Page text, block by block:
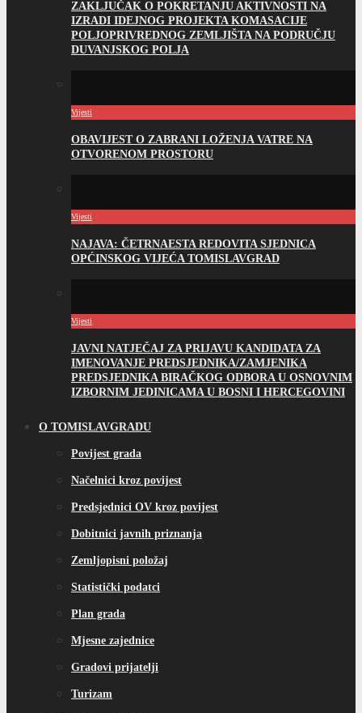
ZAKLJUČAK O POKRETANJU AKTIVNOSTI NA
IZRADI IDEJNOG PROJEKTA KOMASACIJE
POLJOPRIVREDNOG ZEMLJIŠTA NA PODRUČJU
DUVANJSKOG POLJA
Vijesti
OBAVIJEST O ZABRANI LOŽENJA VATRE NA
OTVORENOM PROSTORU
Vijesti
NAJAVA: ČETRNAESTA REDOVITA SJEDNICA
OPĆINSKOG VIJEĆA TOMISLAVGRAD
Vijesti
JAVNI NATJEČAJ ZA PRIJAVU KANDIDATA ZA
IMENOVANJE PREDSJEDNIKA/ZAMJENIKA
PREDSJEDNIKA BIRAČKOG ODBORA U OSNOVNIM
IZBORNIM JEDINICAMA U BOSNI I HERCEGOVINI
O TOMISLAVGRADU
Povijest grada
Načelnici kroz povijest
Predsjednici OV kroz povijest
Dobitnici javnih priznanja
Zemljopisni položaj
Statistički podatci
Plan grada
Mjesne zajednice
Gradovi prijatelji
Turizam